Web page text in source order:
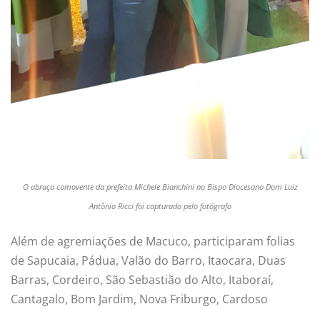
O abraço comovente da prefeita Michele Bianchini no Bispo Diocesano Dom Luiz
Antônio Ricci foi capturado pelo fotógrafo
Além de agremiações de Macuco, participaram folias
de Sapucaia, Pádua, Valão do Barro, Itaocara, Duas
Barras, Cordeiro, São Sebastião do Alto, Itaboraí,
Cantagalo, Bom Jardim, Nova Friburgo, Cardoso